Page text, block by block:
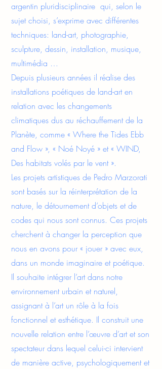
argentin pluridisciplinaire qui, selon le
sujet choisi, s’exprime avec différentes
techniques: land-art, photographie,
sculpture, dessin, installation, musique,
multimédia …
Depuis plusieurs années il réalise des
installations poétiques de land-art en
relation avec les changements
climatiques dus au réchauffement de la
Planète, comme « Where the Tides Ebb
and Flow », « Noé Noyé » et « WIND,
Des habitats volés par le vent ».
Les projets artistiques de Pedro Marzorati
sont basés sur la réinterprétation de la
nature, le détournement d’objets et de
codes qui nous sont connus. Ces projets
cherchent à changer la perception que
nous en avons pour « jouer » avec eux,
dans un monde imaginaire et poétique.
Il souhaite intégrer l’art dans notre
environnement urbain et naturel,
assignant à l’art un rôle à la fois
fonctionnel et esthétique. Il construit une
nouvelle relation entre l’œuvre d’art et son
spectateur dans lequel celui-ci intervient
de manière active, psychologiquement et